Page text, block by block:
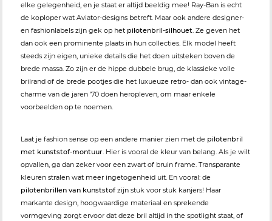
elke gelegenheid, en je staat er altijd beeldig mee! Ray-Ban is echt
de koploper wat Aviator-designs betreft. Maar ook andere designer-
en fashionlabels zijn gek op het pilotenbril-silhouet. Ze geven het
dan ook een prominente plaats in hun collecties. Elk model heeft
steeds zijn eigen, unieke details die het doen uitsteken boven de
brede massa. Zo zijn er de hippe dubbele brug, de klassieke volle
brilrand of de brede pootjes die het luxueuze retro- dan ook vintage-
charme van de jaren ’70 doen heropleven, om maar enkele
voorbeelden op te noemen.
Laat je fashion sense op een andere manier zien met de pilotenbril
met kunststof-montuur. Hier is vooral de kleur van belang. Als je wilt
opvallen, ga dan zeker voor een zwart of bruin frame. Transparante
kleuren stralen wat meer ingetogenheid uit. En vooral: de
pilotenbrillen van kunststofzijn stuk voor stuk kanjers! Haar
markante design, hoogwaardige materiaal en sprekende
vormgeving zorgt ervoor dat deze bril altijd in the spotlight staat, of